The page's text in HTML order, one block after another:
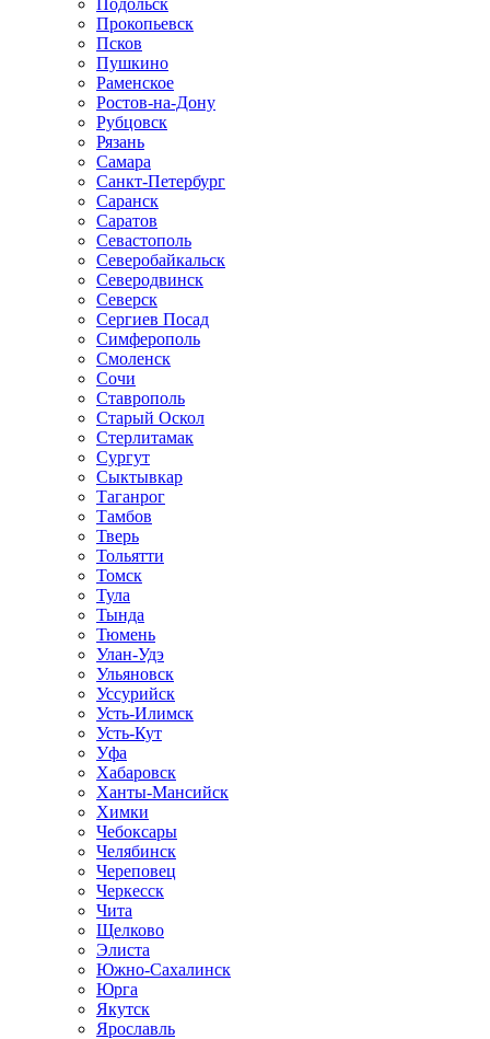
Прокопьевск
Псков
Пушкино
Раменское
Ростов-на-Дону
Рубцовск
Рязань
Самара
Санкт-Петербург
Саранск
Саратов
Севастополь
Северобайкальск
Северодвинск
Северск
Сергиев Посад
Симферополь
Смоленск
Сочи
Ставрополь
Старый Оскол
Стерлитамак
Сургут
Сыктывкар
Таганрог
Тамбов
Тверь
Тольятти
Томск
Тула
Тында
Тюмень
Улан-Удэ
Ульяновск
Уссурийск
Усть-Илимск
Усть-Кут
Уфа
Хабаровск
Ханты-Мансийск
Химки
Чебоксары
Челябинск
Череповец
Черкесск
Чита
Щелково
Элиста
Южно-Сахалинск
Юрга
Якутск
Ярославль